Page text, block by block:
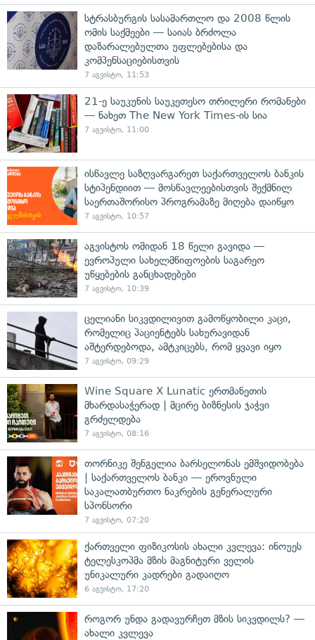
სტრასბურგის სასამართლო და 2008 წლის
ომის საქმეები — საიას ბრძოლა
დაზარალებულთა უფლებებისა და
კომპენსაციებისთვის
7 აგვისტო, 11:53
21-ე საუკუნის საუკეთესო თრილერი რომანები
— ნახეთ The New York Times-ის სია
7 აგვისტო, 11:00
ისწავლე საზღვარგარეთ საქართველოს ბანკის
სტიპენდიით — მოსწავლეებისთვის შექმნილ
საერთაშორისო პროგრამაზე მიღება დაიწყო
7 აგვისტო, 10:57
აგვისტოს ომიდან 18 წელი გავიდა —
ევროპული სახელმწიფოების საგარეო
უწყებების განცხადებები
7 აგვისტო, 10:39
ცელიანი სიკვდილივით გამოწყობილი კაცი,
რომელიც პაციენტებს სახურავიდან
აშტერდებოდა, ამტკიცებს, რომ ყვავი იყო
7 აგვისტო, 09:29
Wine Square X Lunatic ერთმანეთის
მხარდასაჭერად | მცირე ბიზნესის ჯაჭვი
გრძელდება
7 აგვისტო, 08:16
თორნიკე შენგელია ბარსელონას ემშვიდობება
| საქართველოს ბანკი — ეროვნული
საკალათბურთო ნაკრების გენერალური
სპონსორი
7 აგვისტო, 07:20
ქართველი ფიზიკოსის ახალი კვლევა: ინოუეს
ტელესკოპმა მზის მაგნიტური ველის
უნიკალური კადრები გადაიღო
6 აგვისტო, 17:20
როგორ უნდა გადავურჩეთ მზის სიკვდილს? —
ახალი კვლევა